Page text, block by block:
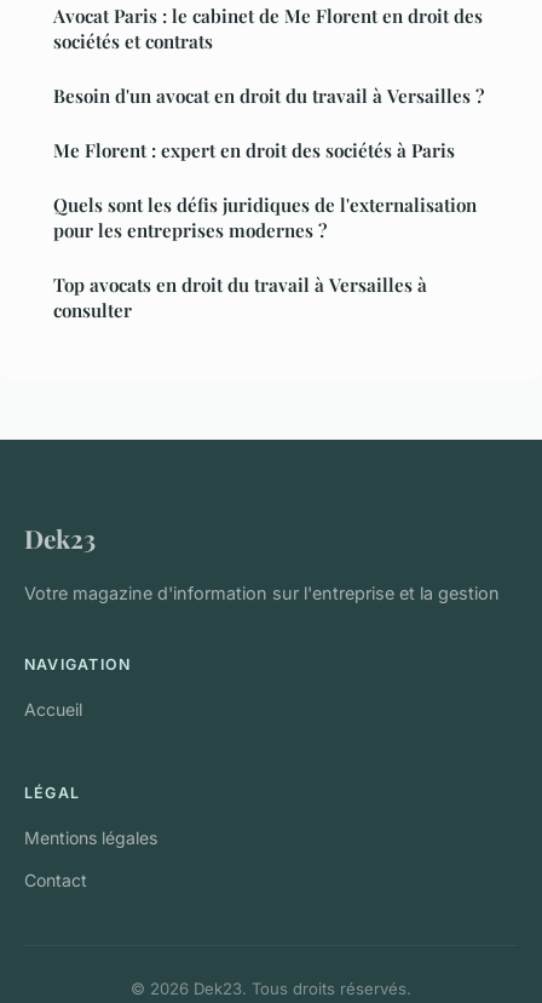
Avocat Paris : le cabinet de Me Florent en droit des
sociétés et contrats
Besoin d'un avocat en droit du travail à Versailles ?
Me Florent : expert en droit des sociétés à Paris
Quels sont les défis juridiques de l'externalisation
pour les entreprises modernes ?
Top avocats en droit du travail à Versailles à
consulter
Dek23
Votre magazine d'information sur l'entreprise et la gestion
NAVIGATION
Accueil
LÉGAL
Mentions légales
Contact
© 2026 Dek23. Tous droits réservés.